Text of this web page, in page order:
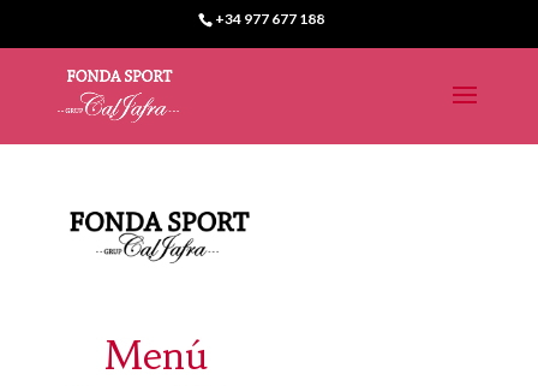
+34 977 677 188
Menú